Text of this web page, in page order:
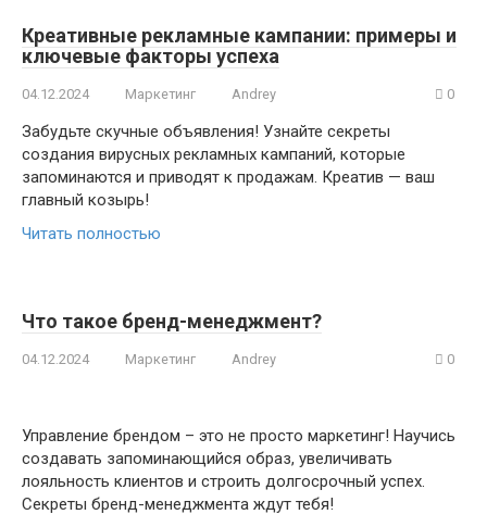
Креативные рекламные кампании: примеры и
ключевые факторы успеха
04.12.2024 Маркетинг Andrey 0
Забудьте скучные объявления! Узнайте секреты
создания вирусных рекламных кампаний, которые
запоминаются и приводят к продажам. Креатив — ваш
главный козырь!
Читать полностью
Что такое бренд-менеджмент?
04.12.2024 Маркетинг Andrey 0
Управление брендом – это не просто маркетинг! Научись
создавать запоминающийся образ, увеличивать
лояльность клиентов и строить долгосрочный успех.
Секреты бренд-менеджмента ждут тебя!